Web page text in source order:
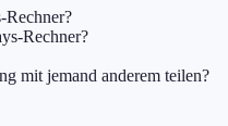
Rechner?
Rechner?
mit jemand anderem teilen?